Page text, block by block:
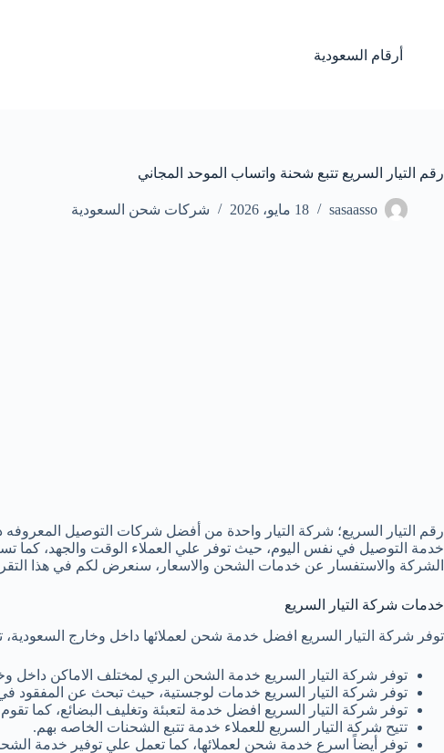
المحتوى
أرقام السعودية
رقم التيار السريع تتبع شحنة واتساب الموحد المجاني
sasaasso 18 مايو، 2026 شركات شحن السعودية
رقم التيار السريع؛ شركة التيار واحدة من أفضل شركات التوصيل المعروفه
خدمة التوصيل في نفس اليوم، حيث توفر علي العملاء الوقت والجهد، كما
الشركة والاستفسار عن خدمات الشحن والاسعار، سنعرض لكم في هذا
خدمات شركة التيار السريع
توفر شركة التيار السريع افضل خدمة شحن لعملائها داخل وخارج
توفر شركة التيار السريع خدمة الشحن البري لمختلف الاماكن داخل
توفر شركة التيار السريع خدمات لوجستية، حيث تبحث عن المفقود
توفر شركة التيار السريع افضل خدمة لتعبئة وتغليف البضائع، كما
تتيح شركة التيار السريع للعملاء خدمة تتبع الشحنات الخاصه بهم.
توفر أيضاً اسرع خدمة شحن لعملائها، كما تعمل علي توفير خدمة